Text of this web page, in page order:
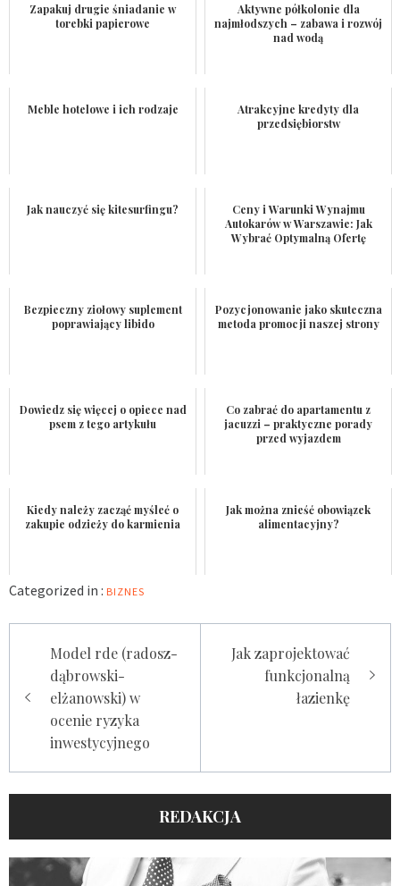
Zapakuj drugie śniadanie w
torebki papierowe
Aktywne półkolonie dla
najmłodszych – zabawa i rozwój
nad wodą
Meble hotelowe i ich rodzaje
Atrakcyjne kredyty dla
przedsiębiorstw
Jak nauczyć się kitesurfingu?
Ceny i Warunki Wynajmu
Autokarów w Warszawie: Jak
Wybrać Optymalną Ofertę
Bezpieczny ziołowy suplement
poprawiający libido
Pozycjonowanie jako skuteczna
metoda promocji naszej strony
Dowiedz się więcej o opiece nad
psem z tego artykułu
Co zabrać do apartamentu z
jacuzzi – praktyczne porady
przed wyjazdem
Kiedy należy zacząć myśleć o
zakupie odzieży do karmienia
Jak można znieść obowiązek
alimentacyjny?
Categorized in : BIZNES
wpisuModel rde (radosz-
dąbrowski-
elżanowski) w
ocenie ryzyka
inwestycyjnego
Jak zaprojektować
funkcjonalną
łazienkę
REDAKCJA